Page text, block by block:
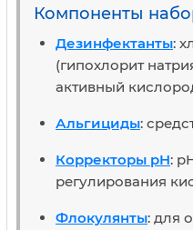
Компоненты
Дезинфектанты:
(гипохлорит
активный
Альгициды:
Корректоры pH:
регулирования
Флокулянты: для